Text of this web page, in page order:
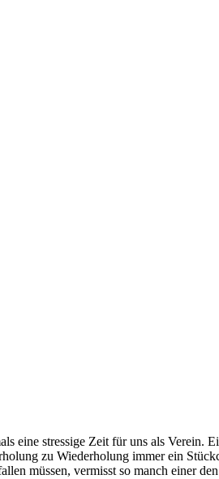
eine stressige Zeit für uns als Verein.
zu Wiederholung immer ein
müssen, vermisst so manch einer